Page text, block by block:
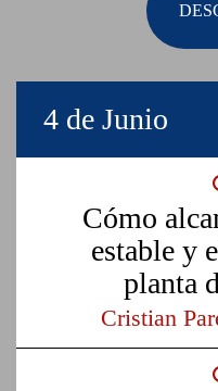
4 de Junio
Cómo
estable y
planta
Cristian